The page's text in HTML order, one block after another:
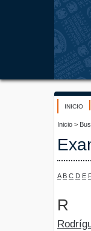
INICIO
Inicio >
A B C D E
R